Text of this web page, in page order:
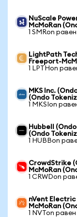
NuScale
McMoRan
1 SMRon
LightPath
Freeport-
1 LPTHon
MKS Inc.
(Ondo
1 MKSIon
Hubbell
(Ondo
1 HUBBon
CrowdStrike
McMoRan
1 CRWDon
nVent
McMoRan
1 NVTon